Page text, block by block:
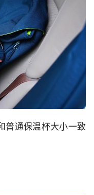
普通保温杯大小一致